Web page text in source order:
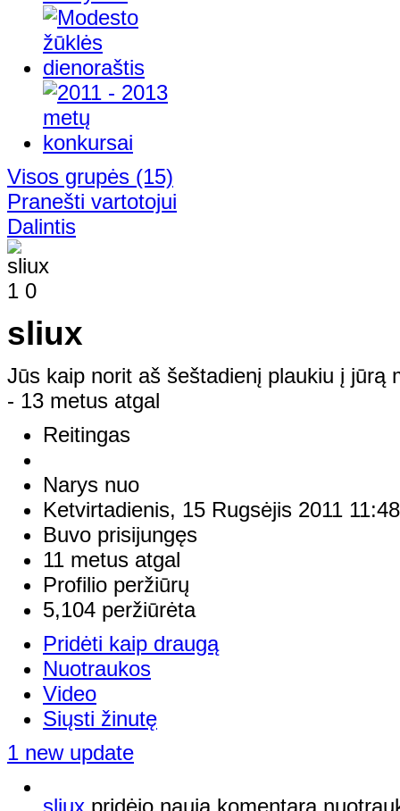
Visos grupės (15)
Pranešti vartotojui
Dalintis
1 0
sliux
Jūs kaip norit aš šeštadienį plaukiu į jūrą
- 13 metus atgal
Reitingas
Narys nuo
Ketvirtadienis, 15 Rugsėjis 2011 11:48
Buvo prisijungęs
11 metus atgal
Profilio peržiūrų
5,104 peržiūrėta
Pridėti kaip draugą
Nuotraukos
Video
Siųsti žinutę
1 new update